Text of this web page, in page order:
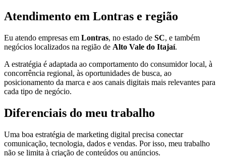
Atendimento em Lontras e região
Eu atendo empresas em Lontras, no estado de SC, e também
negócios localizados na região de Alto Vale do Itajaí.
A estratégia é adaptada ao comportamento do consumidor local, à
concorrência regional, às oportunidades de busca, ao
posicionamento da marca e aos canais digitais mais relevantes para
cada tipo de negócio.
Diferenciais do meu trabalho
Uma boa estratégia de marketing digital precisa conectar
comunicação, tecnologia, dados e vendas. Por isso, meu trabalho
não se limita à criação de conteúdos ou anúncios.